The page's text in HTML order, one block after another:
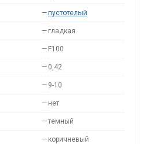
—пустотелый
— гладкая
— F100
— 0,42
— 9-10
— нет
—темный
— коричневый